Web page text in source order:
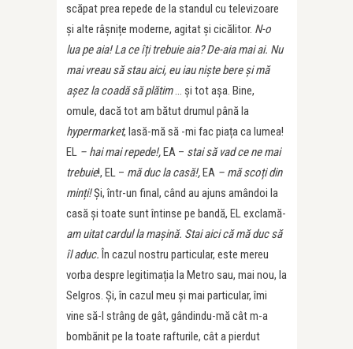
scăpat prea repede de la standul cu televizoare
și alte râșnițe moderne, agitat și cicălitor. N-o
lua pe aia! La ce îți trebuie aia? De-aia mai ai. Nu
mai vreau să stau aici, eu iau niște bere și mă
așez la coadă să plătim… și tot așa. Bine,
omule, dacă tot am bătut drumul până la
hypermarket, lasă-mă să -mi fac piața ca lumea!
EL – hai mai repede!,EA – stai să vad ce ne mai
trebuie!, EL – mă duc la casă!,EA – mă scoți din
minți!Și, într-un final, când au ajuns amândoi la
casă și toate sunt întinse pe bandă, EL exclamă-
am uitat cardul la mașină. Stai aici că mă duc să
îl aduc.În cazul nostru particular, este mereu
vorba despre legitimația la Metro sau, mai nou, la
Selgros. Și, în cazul meu și mai particular, îmi
vine să-l strâng de gât, gândindu-mă cât m-a
bombănit pe la toate rafturile, cât a pierdut